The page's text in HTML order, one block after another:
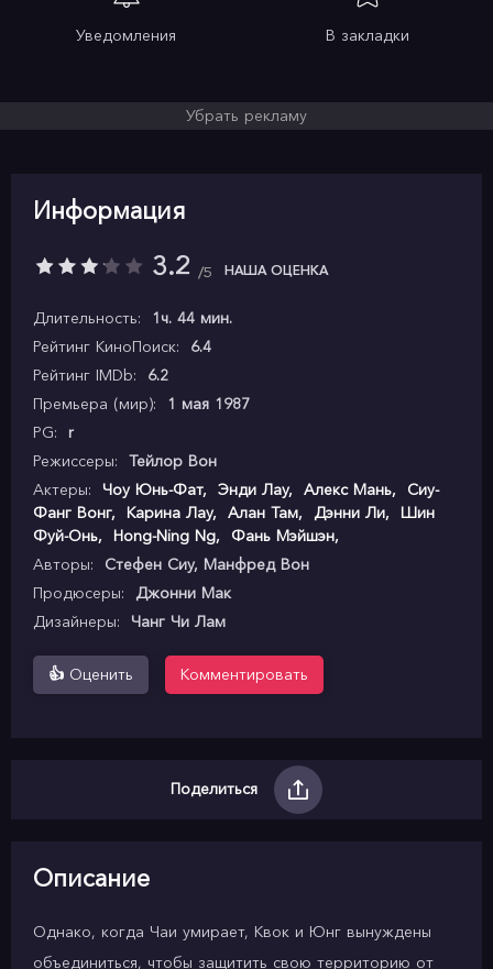
Уведомления В закладки
Убрать рекламу
Информация
3.2 5 НАША ОЦЕНКА
Длительность:
1ч. 44 мин.
Рейтинг КиноПоиск:
6.4
Рейтинг IMDb:
6.2
Премьера (мир):
1 мая 1987
PG:
r
Режиссеры:
Тейлор Вон
Актеры:
Чоу Юнь-Фат, Энди Лау, Алекс Мань,
Сиу-
Фанг Вонг, Карина Лау, Алан Там, Дэнни Ли,
Шин
Фуй-Онь, Hong-Ning Ng, Фань Мэйшэн,
Авторы:
Стефен Сиу, Манфред Вон
Продюсеры:
Джонни Мак
Дизайнеры:
Чанг Чи Лам
👍 Оценить Комментировать
Поделиться
Описание
Однако, когда Чаи умирает, Квок и Юнг вынуждены
объединиться, чтобы защитить свою территорию от